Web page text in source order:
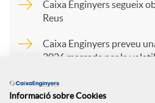
a
r
Caixa Enginyers segueix
Reus
Caixa Enginyers preveu
2026 marcada per la
Caixa Enginyers preveu
Informació sobre Cookies